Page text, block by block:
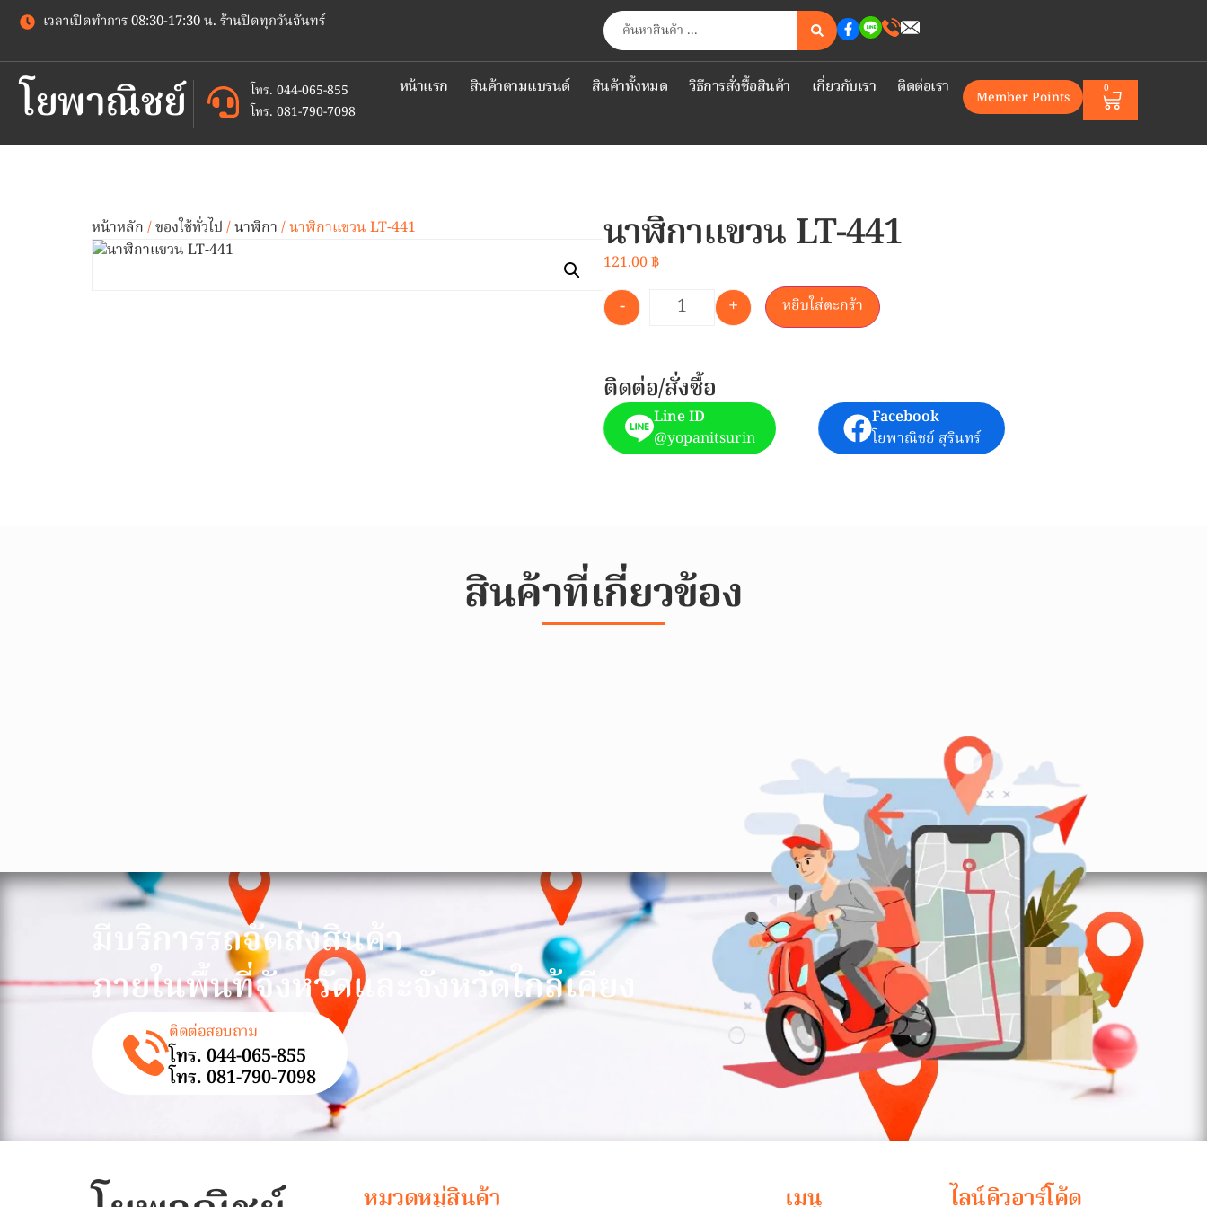
เวลาเปิดทำการ 08:30-17:30 น. ร้านปิดทุกวันจันทร์
โยพาณิชย์
โทร. 044-065-855
โทร. 081-790-7098
หน้าแรก สินค้าตามแบรนด์ สินค้าทั้งหมด วิธีการสั่งซื้อสินค้า เกี่ยวกับเรา ติดต่อเรา Member Points 0
หน้าหลัก/ของใช้ทั่วไป/นาฬิกา/ นาฬิกาแขวน LT-441 นาฬิกาแขวน LT-441
121.00฿
- + หยิบใส่ตะกร้า
ติดต่อ/สั่งซื้อ
Line ID
@yopanitsurin
Facebook
โยพาณิชย์ สุรินทร์
สินค้าที่เกี่ยวข้อง
มีบริการรถจัดส่งสินค้า
ภายในพื้นที่จังหวัดและจังหวัดใกล้เคียง
ติดต่อสอบถาม
โทร. 044-065-855
โทร. 081-790-7098
หมวดหมู่สินค้า เมนู ไลน์คิวอาร์โค้ด